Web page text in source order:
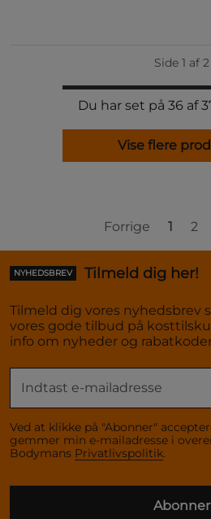
Side 1 af 2
Du har set på 36 af
Vise flere
Forrige 1 2
NYHEDSBREV Tilmeld dig her!
Tilmeld dig vores nyhedsbrev
vores gode tilbud på
info om nyheder og
Ved at klikke på "Abonner"
gemmer min e-mailadresse i
Bodymans Privatlivspolitik.
Abonner